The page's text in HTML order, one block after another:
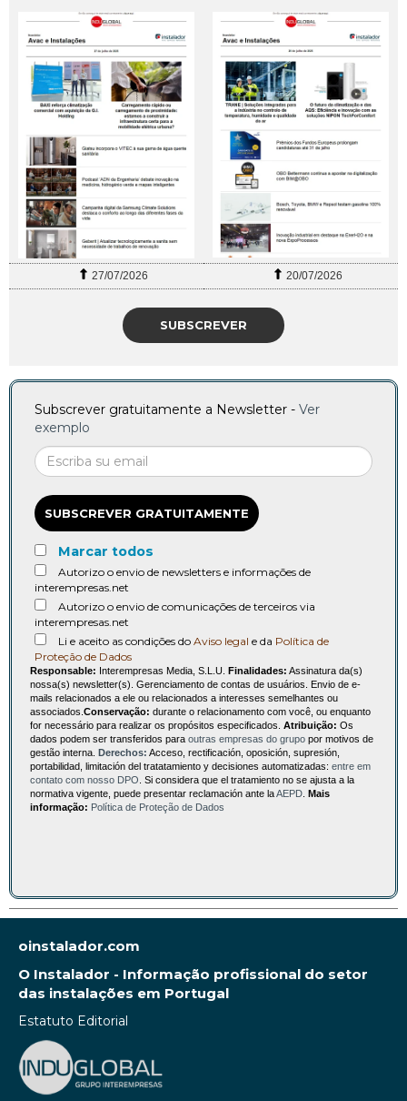
27/07/2026 20/07/2026
SUBSCREVER
Subscrever gratuitamente a Newsletter - Ver
exemplo
SUBSCREVER GRATUITAMENTE
Marcar todos
Autorizo o envio de newsletters e informações de
interempresas.net
Autorizo o envio de comunicações de terceiros via
interempresas.net
Li e aceito as condições do Aviso legal e da Política de
Proteção de Dados
Responsable: Interempresas Media, S.L.U. Finalidades: Assinatura da(s)
nossa(s) newsletter(s). Gerenciamento de contas de usuários. Envio de e-
mails relacionados a ele ou relacionados a interesses semelhantes ou
associados. Conservação: durante o relacionamento com você, ou enquanto
for necessário para realizar os propósitos especificados. Atribuição: Os
dados podem ser transferidos para outras empresas do grupo por motivos de
gestão interna. Derechos: Acceso, rectificación, oposición, supresión,
portabilidad, limitación del tratatamiento y decisiones automatizadas: entre em
contato com nosso DPO . Si considera que el tratamiento no se ajusta a la
normativa vigente, puede presentar reclamación ante laAEPD Mais
informação: Política de Proteção de Dados
oinstalador.com
O Instalador - Informação profissional do setor
das instalações em Portugal
Estatuto Editorial